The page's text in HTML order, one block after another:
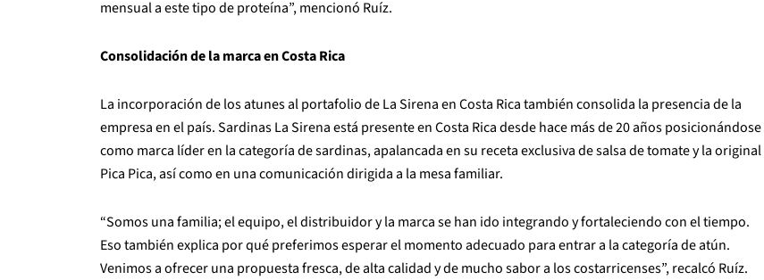
mensual a este tipo de proteína”, mencionó Ruíz.
Consolidación de la marca en Costa Rica
La incorporación de los atunes al portafolio de La Sirena en Costa Rica también consolida la presencia de la
empresa en el país. Sardinas La Sirena está presente en Costa Rica desde hace más de 20 años posicionándose
como marca líder en la categoría de sardinas, apalancada en su receta exclusiva de salsa de tomate y la original
Pica Pica, así como en una comunicación dirigida a la mesa familiar.
“Somos una familia; el equipo, el distribuidor y la marca se han ido integrando y fortaleciendo con el tiempo.
Eso también explica por qué preferimos esperar el momento adecuado para entrar a la categoría de atún.
Venimos a ofrecer una propuesta fresca, de alta calidad y de mucho sabor a los costarricenses”, recalcó Ruíz.